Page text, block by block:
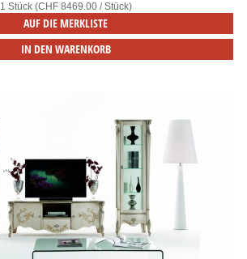
1 Stück (CHF 8469.00 / Stück)
AUF DIE MERKLISTE
IN DEN WARENKORB